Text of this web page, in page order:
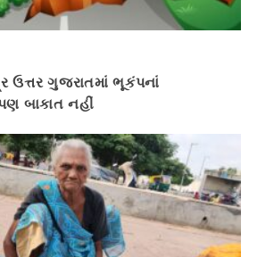
ઉત્તર ગુજરાતમાં ભૂકંપનાં
બાકાત નહીં